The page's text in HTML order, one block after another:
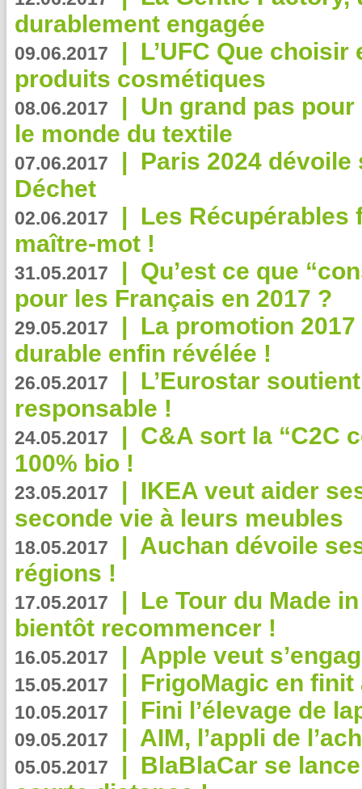
durablement engagée
09.06.2017 | L’UFC Que
produits cosmétiques
08.06.2017 | Un grand pas
le monde du textile
07.06.2017 | Paris 2024
Déchet
02.06.2017 | Les Récupérables
maître-mot !
31.05.2017 | Qu’est ce que
pour les Français en 2017 ?
29.05.2017 | La promotion
durable enfin révélée !
26.05.2017 | L’Eurostar
responsable !
24.05.2017 | C&A sort la “C2C
100% bio !
23.05.2017 | IKEA veut aider
seconde vie à leurs meubles
18.05.2017 | Auchan dévoile
régions !
17.05.2017 | Le Tour du Made
bientôt recommencer !
16.05.2017 | Apple veut
15.05.2017 | FrigoMagic en
10.05.2017 | Fini l’élevage de
09.05.2017 | AIM, l’appli de
05.05.2017 | BlaBlaCar se